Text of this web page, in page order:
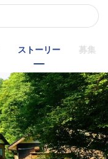
ストーリー 募集